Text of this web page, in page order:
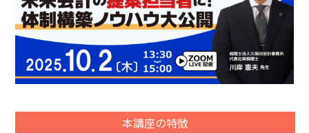
本講座の特徴